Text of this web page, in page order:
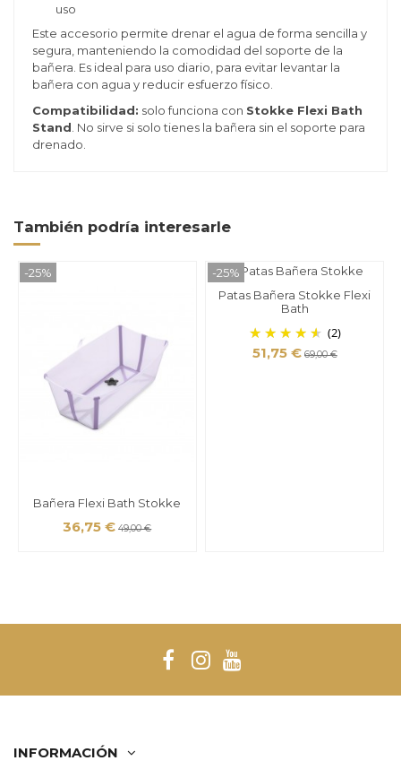
uso
Este accesorio permite drenar el agua de forma sencilla y
segura, manteniendo la comodidad del soporte de la
bañera. Es ideal para uso diario, para evitar levantar la
bañera con agua y reducir esfuerzo físico.
Compatibilidad: solo funciona con Stokke Flexi Bath
Stand . No sirve si solo tienes la bañera sin el soporte para
drenado.
También podría interesarle
-25%
Bañera Flexi Bath Stokke
36,75 € 49,00 €
-25%
Patas Bañera Stokke Flexi
Bath
(2)
51,75 € 69,00 €
INFORMACIÓN